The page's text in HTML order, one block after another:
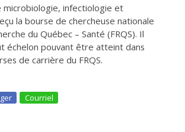
infectiologie et
la bourse de chercheuse nationale
du Québec – Santé (FRQS). Il
échelon pouvant être atteint dans
de carrière du FRQS.
Courriel